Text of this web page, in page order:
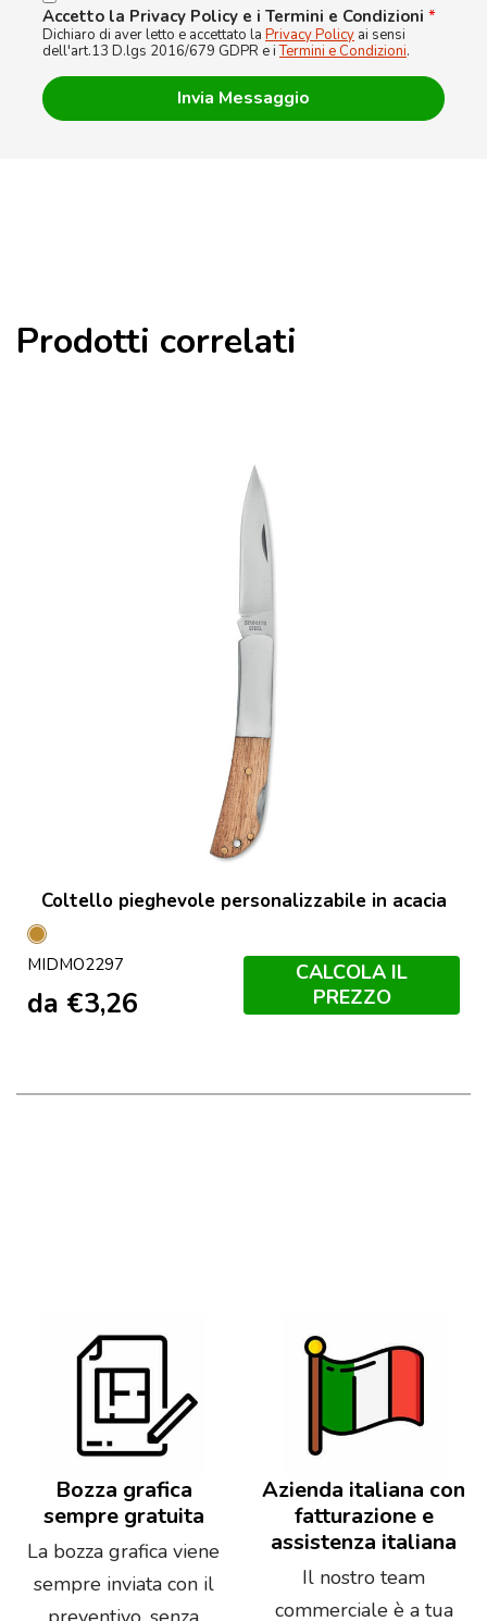
Accetto la Privacy Policy e i Termini e Condizioni *
Dichiaro di aver letto e accettato la Privacy Policy ai sensi
dell'art.13 D.lgs 2016/679 GDPR e iTermini e Condizioni.
Prodotti correlati
Coltello pieghevole personalizzabile in acacia
Legno
MIDMO2297
da €3,26
CALCOLA IL
PREZZO
Bozza grafica
sempre gratuita
La bozza grafica viene
sempre inviata con il
Azienda italiana con
fatturazione e
assistenza italiana
Il nostro team
commerciale è a tua